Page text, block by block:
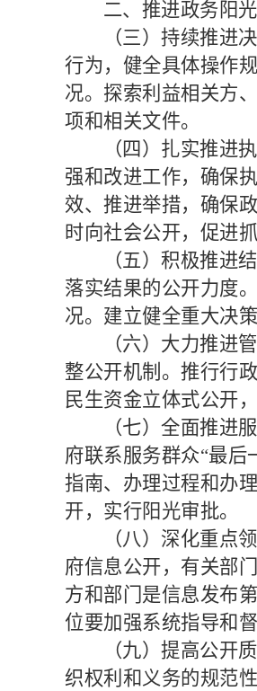
二、推进政务阳
（三）持续推进
行为，健全具体操作
况。探索利益相关方
项和相关文件。
（四）扎实推进
强和改进工作，确保
效、推进举措，确保
时向社会公开，促进抓
（五）积极推进
落实结果的公开力度
况。建立健全重大决
（六）大力推进
整公开机制。推行行
民生资金立体式公开
（七）全面推进
府联系服务群众“最后
指南、办理过程和办
开，实行阳光审批。
（八）深化重点
府信息公开，有关部
方和部门是信息发布
位要加强系统指导和
（九）提高公开
织权利和义务的规范